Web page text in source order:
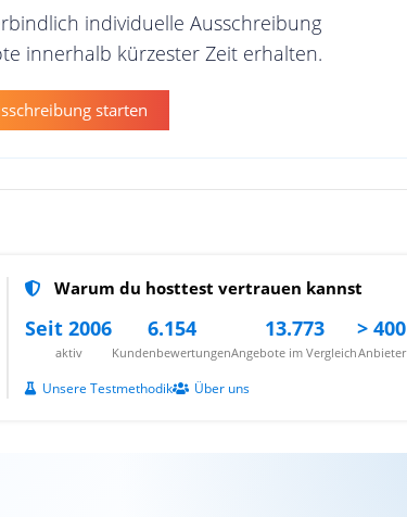
individuelle Ausschreibung
innerhalb kürzester Zeit erhalten.
starten
Warum du hosttest vertrauen kannst
Seit 2006
aktiv
6.154
Kundenbewertungen
13.773
Angebote im Vergleich
> 400
Anbieter
Unsere Testmethodik Über uns